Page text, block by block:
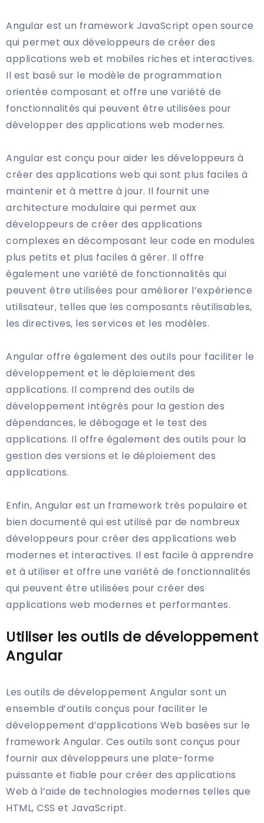
Angular est un framework JavaScript open source
qui permet aux développeurs de créer des
applications web et mobiles riches et interactives.
Il est basé sur le modèle de programmation
orientée composant et offre une variété de
fonctionnalités qui peuvent être utilisées pour
développer des applications web modernes.
Angular est conçu pour aider les développeurs à
créer des applications web qui sont plus faciles à
maintenir et à mettre à jour. Il fournit une
architecture modulaire qui permet aux
développeurs de créer des applications
complexes en décomposant leur code en modules
plus petits et plus faciles à gérer. Il offre
également une variété de fonctionnalités qui
peuvent être utilisées pour améliorer l’expérience
utilisateur, telles que les composants réutilisables,
les directives, les services et les modèles.
Angular offre également des outils pour faciliter le
développement et le déploiement des
applications. Il comprend des outils de
développement intégrés pour la gestion des
dépendances, le débogage et le test des
applications. Il offre également des outils pour la
gestion des versions et le déploiement des
applications.
Enfin, Angular est un framework très populaire et
bien documenté qui est utilisé par de nombreux
développeurs pour créer des applications web
modernes et interactives. Il est facile à apprendre
et à utiliser et offre une variété de fonctionnalités
qui peuvent être utilisées pour créer des
applications web modernes et performantes.
Utiliser les outils de développement
Angular
Les outils de développement Angular sont un
ensemble d’outils conçus pour faciliter le
développement d’applications Web basées sur le
framework Angular. Ces outils sont conçus pour
fournir aux développeurs une plate-forme
puissante et fiable pour créer des applications
Web à l’aide de technologies modernes telles que
HTML, CSS et JavaScript.